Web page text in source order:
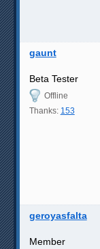
gaunt
Beta Tester
Offline
Thanks: 153
geroyasfalta
Member